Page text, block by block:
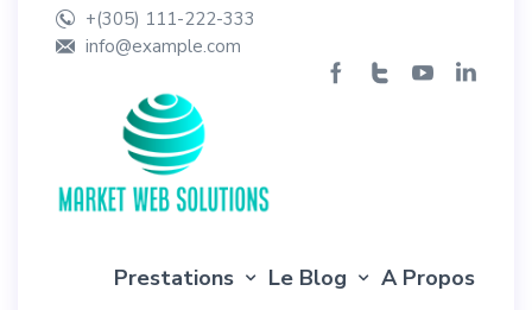
+(305) 111-222-333
info@example.com
Prestations Le Blog A Propos